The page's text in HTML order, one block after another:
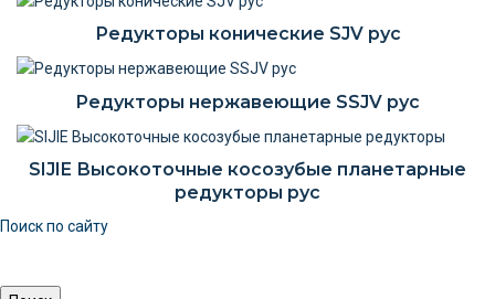
Редукторы конические SJV рус
Редукторы нержавеющие SSJV рус
SIJIE Высокоточные косозубые планетарные
редукторы рус
Поиск по сайту